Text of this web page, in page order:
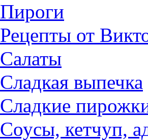
Пироги
Рецепты от
Салаты
Сладкая выпечка
Сладкие
Соусы, кетчуп,